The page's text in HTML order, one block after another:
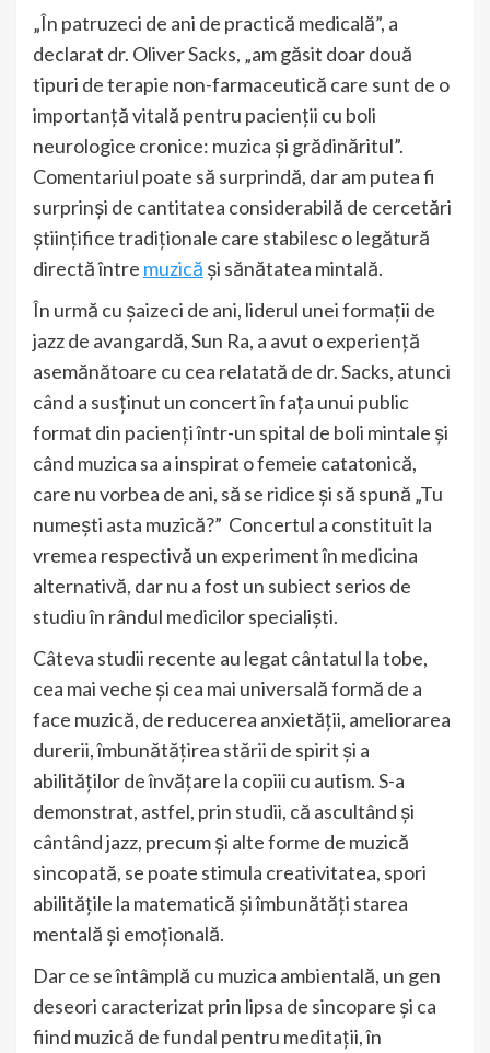
„În patruzeci de ani de practică medicală”, a
declarat dr. Oliver Sacks, „am găsit doar două
tipuri de terapie non-farmaceutică care sunt de o
importanță vitală pentru pacienții cu boli
neurologice cronice: muzica și grădinăritul”.
Comentariul poate să surprindă, dar am putea fi
surprinși de cantitatea considerabilă de cercetări
științifice tradiționale care stabilesc o legătură
directă între muzică și sănătatea mintală.
În urmă cu șaizeci de ani, liderul unei formații de
jazz de avangardă, Sun Ra, a avut o experiență
asemănătoare cu cea relatată de dr. Sacks, atunci
când a susținut un concert în fața unui public
format din pacienți într-un spital de boli mintale și
când muzica sa a inspirat o femeie catatonică,
care nu vorbea de ani, să se ridice și să spună „Tu
numești asta muzică?” Concertul a constituit la
vremea respectivă un experiment în medicina
alternativă, dar nu a fost un subiect serios de
studiu în rândul medicilor specialiști.
Câteva studii recente au legat cântatul la tobe,
cea mai veche și cea mai universală formă de a
face muzică, de reducerea anxietății, ameliorarea
durerii, îmbunătățirea stării de spirit și a
abilităților de învățare la copiii cu autism. S-a
demonstrat, astfel, prin studii, că ascultând și
cântând jazz, precum și alte forme de muzică
sincopată, se poate stimula creativitatea, spori
abilitățile la matematică și îmbunătăți starea
mentală și emoțională.
Dar ce se întâmplă cu muzica ambientală, un gen
deseori caracterizat prin lipsa de sincopare și ca
fiind muzică de fundal pentru meditații, în